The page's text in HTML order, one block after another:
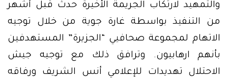
والتمهيد لارتكاب الجريمة الأخيرة حدث قبل أشهر
من التنفيذ بواسطة غارة جوية من خلال توجيه
الاتهام لمجموعة صحافيي “الجزيرة” المستهدفين
بأنهم ارهابيون. وترافق ذلك مع توجيه جيش
الاحتلال تهديدات للإعلامي أنس الشريف ورفاقه